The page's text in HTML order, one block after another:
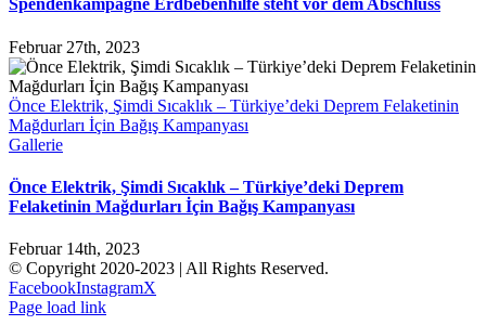
Spendenkampagne Erdbebenhilfe steht vor dem Abschluss
Februar 27th, 2023
Önce Elektrik, Şimdi Sıcaklık – Türkiye’deki Deprem Felaketinin
Mağdurları İçin Bağış Kampanyası
Gallerie
Önce Elektrik, Şimdi Sıcaklık – Türkiye’deki Deprem
Felaketinin Mağdurları İçin Bağış Kampanyası
Februar 14th, 2023
© Copyright 2020-2023 | All Rights Reserved.
FacebookInstagramX
Page load link